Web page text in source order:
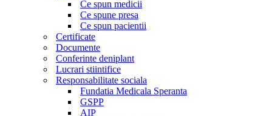
Ce spun medicii
Ce spune presa
Ce spun pacientii
Certificate
Documente
Conferinte deniplant
Lucrari stiintifice
Responsabilitate sociala
Fundatia Medicala Speranta
GSPP
AIP